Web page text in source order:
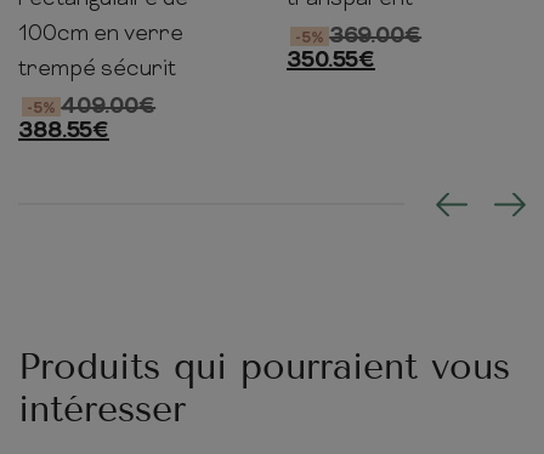
100cm en verre
trempé sécurit
409.00€
-5%
388.55€
369.00€
-5%
350.55€
Produits qui pourraient vous
intéresser